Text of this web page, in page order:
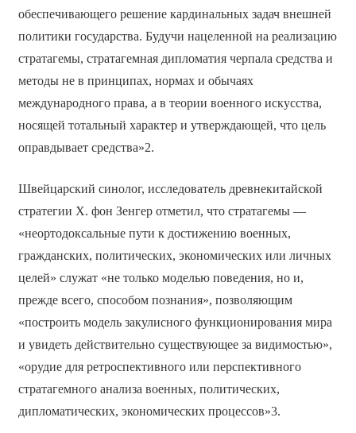
обеспечивающего решение кардинальных задач внешней
политики государства. Будучи нацеленной на реализацию
стратагемы, стратагемная дипломатия черпала средства и
методы не в принципах, нормах и обычаях
международного права, а в теории военного искусства,
носящей тотальный характер и утверждающей, что цель
оправдывает средства»2.
Швейцарский синолог, исследователь древнекитайской
стратегии Х. фон Зенгер отметил, что стратагемы —
«неортодоксальные пути к достижению военных,
гражданских, политических, экономических или личных
целей» служат «не только моделью поведения, но и,
прежде всего, способом познания», позволяющим
«построить модель закулисного функционирования мира
и увидеть действительно существующее за видимостью»,
«орудие для ретроспективного или перспективного
стратагемного анализа военных, политических,
дипломатических, экономических процессов»3.